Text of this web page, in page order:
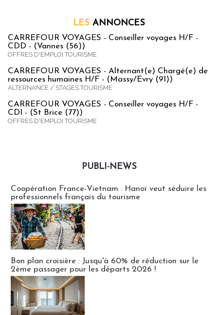
LES ANNONCES
CARREFOUR VOYAGES - Conseiller voyages H/F -
CDD - (Vannes (56))
OFFRES D'EMPLOI TOURISME
CARREFOUR VOYAGES - Alternant(e) Chargé(e) de
ressources humaines H/F - (Massy/Evry (91))
ALTERNANCE / STAGES TOURISME
CARREFOUR VOYAGES - Conseiller voyages H/F -
CDI - (St Brice (77))
OFFRES D'EMPLOI TOURISME
PUBLI-NEWS
Coopération France-Vietnam : Hanoï veut séduire les
professionnels français du tourisme
Bon plan croisière : Jusqu'à 60% de réduction sur le
2ème passager pour les départs 2026 !